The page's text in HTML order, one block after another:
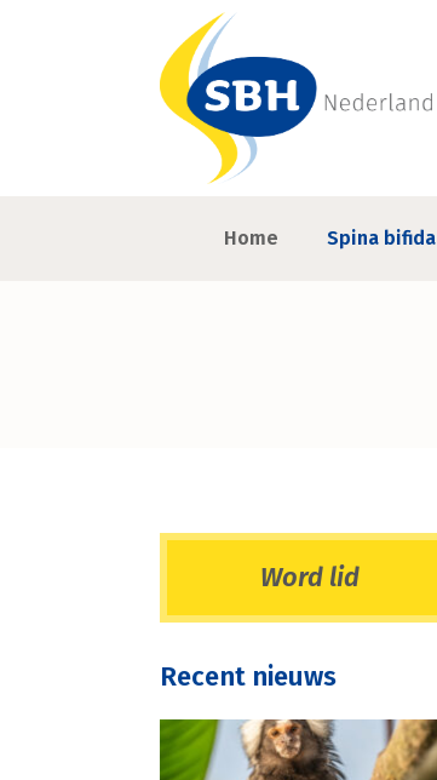
Home Spina bifida
Word lid
Recent nieuws